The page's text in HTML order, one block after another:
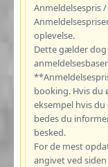
Anmeldelsespris
oplevelse.
Dette gælder
booking. Hvis du
eksempel hvis
bedes du
besked.
For de mest
angivet ved